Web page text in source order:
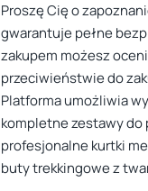
Proszę Cię o
gwarantuje pełne
zakupem możesz
przeciwieństwie do
Platforma umożliwia
kompletne zestawy do
profesjonalne kurtki
buty trekkingowe z